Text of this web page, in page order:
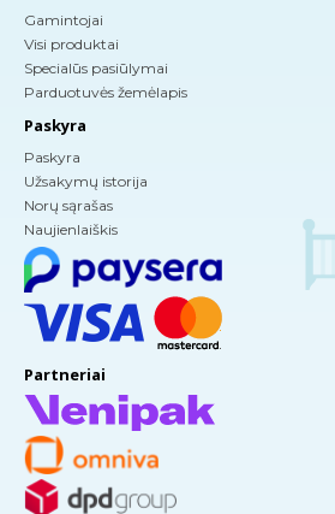
Gamintojai
Visi produktai
Specialūs pasiūlymai
Parduotuvės žemėlapis
Paskyra
Paskyra
Užsakymų istorija
Norų sąrašas
Naujienlaiškis
Partneriai